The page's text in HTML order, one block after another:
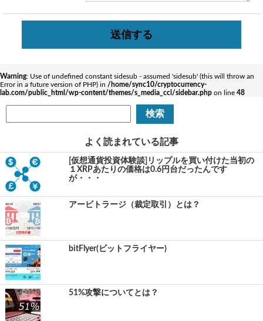
Warning: Use of undefined constant sidesub - assumed 'sidesub' (this will throw an
Error in a future version of PHP) in /home/sync10/cryptocurrency-
lab.com/public_html/wp-content/themes/s_media_ccl/sidebar.php on line 48
よく読まれている記事
[仮想通貨投資体験談]リップルを買い付けた当初の
１XRPあたりの価格は0.6円台だったんです
が・・・
アービトラージ（裁定取引）とは？
bitFlyer(ビットフライヤー)
51%攻撃についてとは？